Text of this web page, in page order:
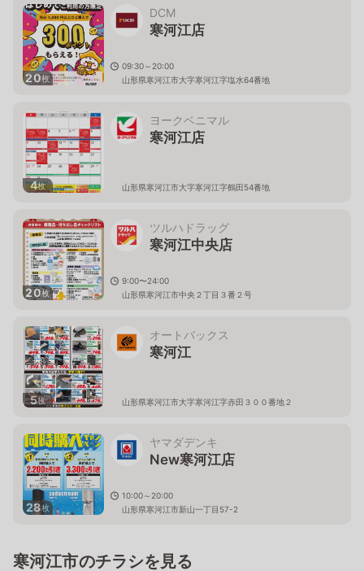
20枚
DCM
寒河江店
09:30～20:00
山形県寒河江市大字寒河江字塩水64番地
4枚
ヨークベニマル
寒河江店
山形県寒河江市大字寒河江字鶴田54番地
20枚
ツルハドラッグ
寒河江中央店
9:00〜24:00
山形県寒河江市中央２丁目３番２号
5枚
オートバックス
寒河江
山形県寒河江市大字寒河江字赤田３００番地２
28枚
ヤマダデンキ
New寒河江店
10:00～20:00
山形県寒河江市新山一丁目57-2
寒河江市のチラシを見る